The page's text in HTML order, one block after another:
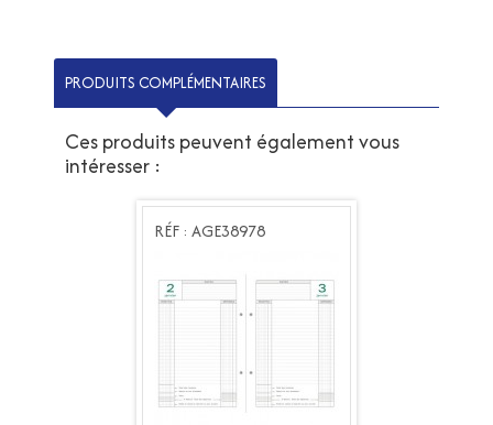
PRODUITS COMPLÉMENTAIRES
Ces produits peuvent également vous
intéresser :
RÉF : AGE38978